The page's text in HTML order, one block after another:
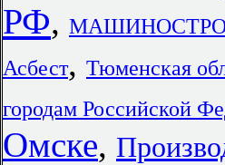
РФ,
Асбест, Тюменская
городам Российской
Омске,